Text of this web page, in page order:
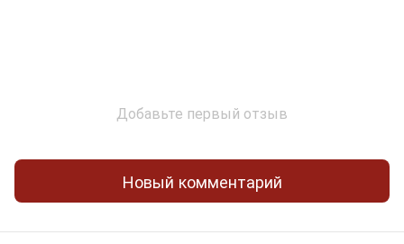
Добавьте первый отзыв
Новый комментарий